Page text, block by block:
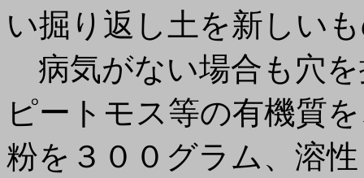
い掘り返し土を新しい
病気がない場合も穴
ピートモス等の有機質
粉を３００グラム、溶